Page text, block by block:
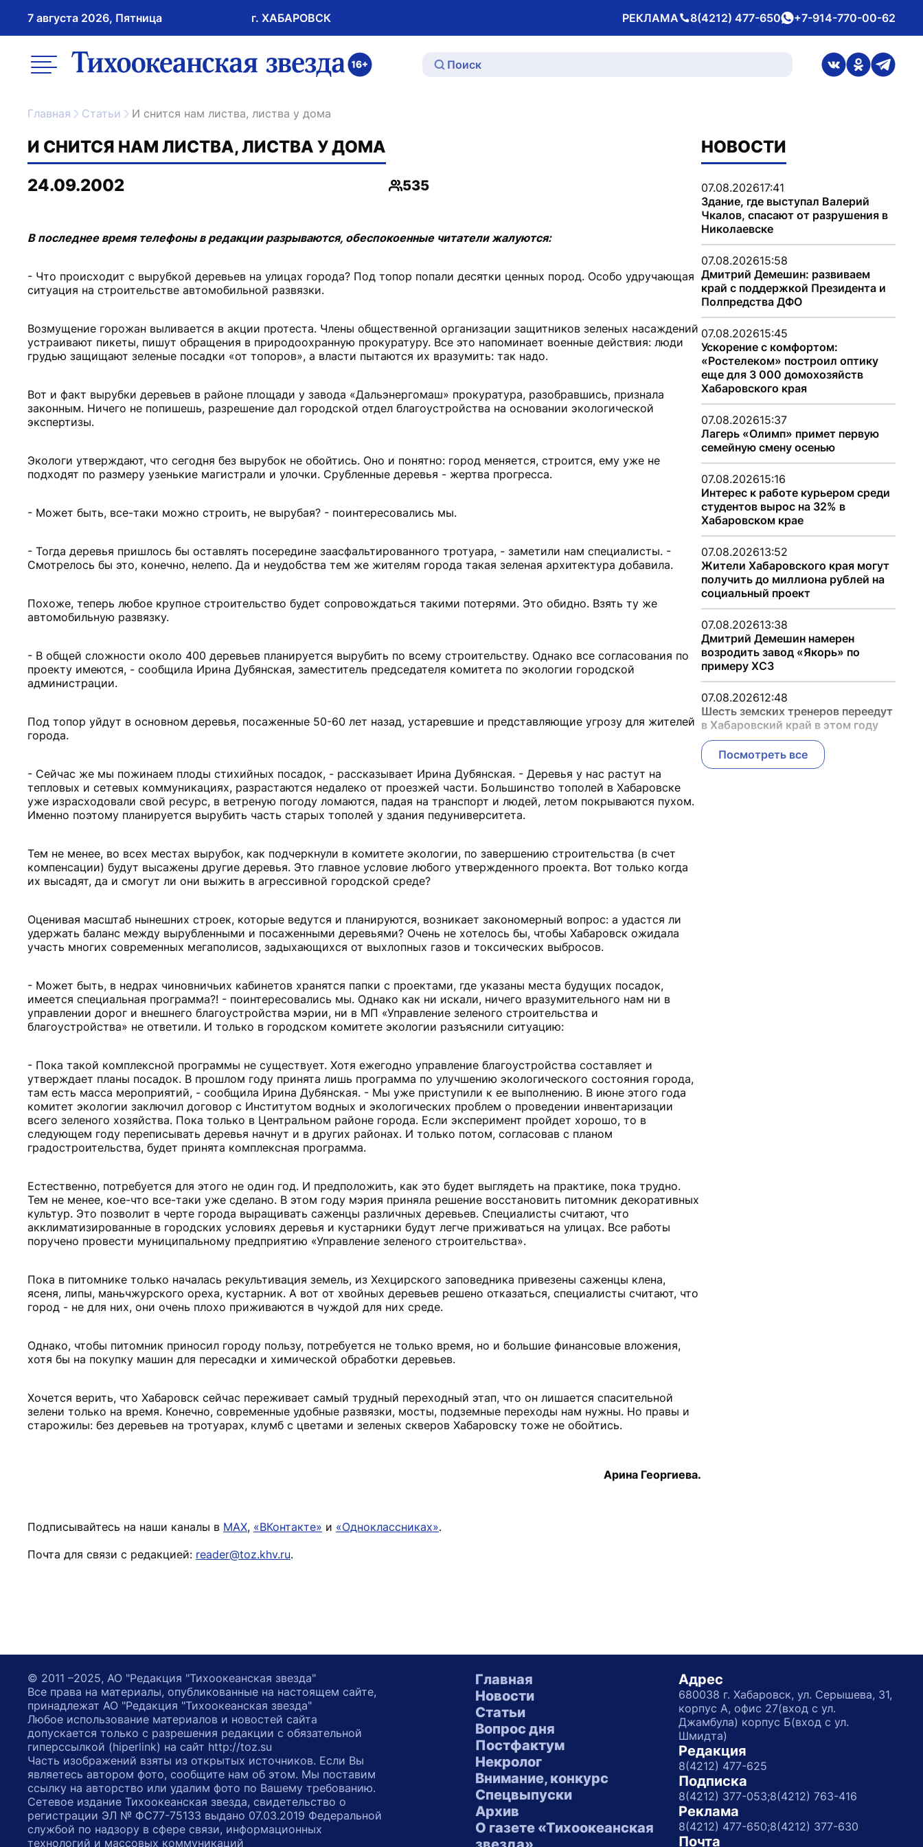
7 августа 2026, Пятница г. ХАБАРОВСК РЕКЛАМА
Телефон 8(4212) 477-650whatsApp
+7-914-770-00-62
меню ссылка на главную
ссылка на
ссылка на
Главная Статьи И снится нам листва, листва у дома
И СНИТСЯ НАМ ЛИСТВА, ЛИСТВА У ДОМА
24.09.2002
Просмотры
535
В последнее время телефоны в редакции разрываются, обеспокоенные читатели жалуются:
- Что происходит с вырубкой деревьев на улицах города? Под топор попали десятки ценных пород. Особо удручающая
ситуация на строительстве автомобильной развязки.
Возмущение горожан выливается в акции протеста. Члены общественной организации защитников зеленых насаждений
устраивают пикеты, пишут обращения в природоохранную прокуратуру. Все это напоминает военные действия: люди
грудью защищают зеленые посадки «от топоров», а власти пытаются их вразумить: так надо.
Вот и факт вырубки деревьев в районе площади у завода «Дальэнергомаш» прокуратура, разобравшись, признала
законным. Ничего не попишешь, разрешение дал городской отдел благоустройства на основании экологической
экспертизы.
Экологи утверждают, что сегодня без вырубок не обойтись. Оно и понятно: город меняется, строится, ему уже не
подходят по размеру узенькие магистрали и улочки. Срубленные деревья - жертва прогресса.
- Может быть, все-таки можно строить, не вырубая? - поинтересовались мы.
- Тогда деревья пришлось бы оставлять посередине заасфальтированного тротуара, - заметили нам специалисты. -
Смотрелось бы это, конечно, нелепо. Да и неудобства тем же жителям города такая зеленая архитектура добавила.
Похоже, теперь любое крупное строительство будет сопровождаться такими потерями. Это обидно. Взять ту же
автомобильную развязку.
- В общей сложности около 400 деревьев планируется вырубить по всему строительству. Однако все согласования по
проекту имеются, - сообщила Ирина Дубянская, заместитель председателя комитета по экологии городской
администрации.
Под топор уйдут в основном деревья, посаженные 50-60 лет назад, устаревшие и представляющие угрозу для жителей
города.
- Сейчас же мы пожинаем плоды стихийных посадок, - рассказывает Ирина Дубянская. - Деревья у нас растут на
тепловых и сетевых коммуникациях, разрастаются недалеко от проезжей части. Большинство тополей в Хабаровске
уже израсходовали свой ресурс, в ветреную погоду ломаются, падая на транспорт и людей, летом покрываются пухом.
Именно поэтому планируется вырубить часть старых тополей у здания педуниверситета.
Тем не менее, во всех местах вырубок, как подчеркнули в комитете экологии, по завершению строительства (в счет
компенсации) будут высажены другие деревья. Это главное условие любого утвержденного проекта. Вот только когда
их высадят, да и смогут ли они выжить в агрессивной городской среде?
Оценивая масштаб нынешних строек, которые ведутся и планируются, возникает закономерный вопрос: а удастся ли
удержать баланс между вырубленными и посаженными деревьями? Очень не хотелось бы, чтобы Хабаровск ожидала
участь многих современных мегаполисов, задыхающихся от выхлопных газов и токсических выбросов.
- Может быть, в недрах чиновничьих кабинетов хранятся папки с проектами, где указаны места будущих посадок,
имеется специальная программа?! - поинтересовались мы. Однако как ни искали, ничего вразумительного нам ни в
управлении дорог и внешнего благоустройства мэрии, ни в МП «Управление зеленого строительства и
благоустройства» не ответили. И только в городском комитете экологии разъяснили ситуацию:
- Пока такой комплексной программы не существует. Хотя ежегодно управление благоустройства составляет и
утверждает планы посадок. В прошлом году принята лишь программа по улучшению экологического состояния города,
там есть масса мероприятий, - сообщила Ирина Дубянская. - Мы уже приступили к ее выполнению. В июне этого года
комитет экологии заключил договор с Институтом водных и экологических проблем о проведении инвентаризации
всего зеленого хозяйства. Пока только в Центральном районе города. Если эксперимент пройдет хорошо, то в
следующем году переписывать деревья начнут и в других районах. И только потом, согласовав с планом
градостроительства, будет принята комплексная программа.
Естественно, потребуется для этого не один год. И предположить, как это будет выглядеть на практике, пока трудно.
Тем не менее, кое-что все-таки уже сделано. В этом году мэрия приняла решение восстановить питомник декоративных
культур. Это позволит в черте города выращивать саженцы различных деревьев. Специалисты считают, что
акклиматизированные в городских условиях деревья и кустарники будут легче приживаться на улицах. Все работы
поручено провести муниципальному предприятию «Управление зеленого строительства».
Пока в питомнике только началась рекультивация земель, из Хехцирского заповедника привезены саженцы клена,
ясеня, липы, маньчжурского ореха, кустарник. А вот от хвойных деревьев решено отказаться, специалисты считают, что
город - не для них, они очень плохо приживаются в чуждой для них среде.
Однако, чтобы питомник приносил городу пользу, потребуется не только время, но и большие финансовые вложения,
хотя бы на покупку машин для пересадки и химической обработки деревьев.
Хочется верить, что Хабаровск сейчас переживает самый трудный переходный этап, что он лишается спасительной
зелени только на время. Конечно, современные удобные развязки, мосты, подземные переходы нам нужны. Но правы и
старожилы: без деревьев на тротуарах, клумб с цветами и зеленых скверов Хабаровску тоже не обойтись.
Арина Георгиева.
Подписывайтесь на наши каналы в MAX, «ВКонтакте» и «Одноклассниках».
Почта для связи с редакцией: reader@toz.khv.ru.
НОВОСТИ
07.08.202617:41
Здание, где выступал Валерий
Чкалов, спасают от разрушения в
Николаевске
07.08.202615:58
Дмитрий Демешин: развиваем
край с поддержкой Президента и
Полпредства ДФО
07.08.202615:45
Ускорение с комфортом:
«Ростелеком» построил оптику
еще для 3 000 домохозяйств
Хабаровского края
07.08.202615:37
Лагерь «Олимп» примет первую
семейную смену осенью
07.08.202615:16
Интерес к работе курьером среди
студентов вырос на 32% в
Хабаровском крае
07.08.202613:52
Жители Хабаровского края могут
получить до миллиона рублей на
социальный проект
07.08.202613:38
Дмитрий Демешин намерен
возродить завод «Якорь» по
примеру ХСЗ
07.08.202612:48
Шесть земских тренеров переедут
в Хабаровский край в этом году
Посмотреть все
Главная
Новости
Статьи
Вопрос дня
Постфактум
Некролог
Внимание, конкурс
Спецвыпуски
Архив
О газете «Тихоокеанская
Адрес
680038 г. Хабаровск, ул. Серышева, 31,
корпус А, офис 27(вход с ул.
Джамбула) корпус Б(вход с ул.
Шмидта)
Редакция
8(4212) 477-625
Подписка
8(4212) 377-053;8(4212) 763-416
Реклама
8(4212) 477-650;8(4212) 377-630
Почта
© 2011 –2025, АО "Редакция "Тихоокеанская звезда"
Все права на материалы, опубликованные на настоящем сайте,
принадлежат АО "Редакция "Тихоокеанская звезда"
Любое использование материалов и новостей сайта
допускается только с разрешения редакции с обязательной
гиперссылкой (hiperlink) на сайт http://toz.su
Часть изображений взяты из открытых источников. Если Вы
являетесь автором фото, сообщите нам об этом. Мы поставим
ссылку на авторство или удалим фото по Вашему требованию.
Сетевое издание Тихоокеанская звезда, свидетельство о
регистрации ЭЛ № ФС77-75133 выдано 07.03.2019 Федеральной
службой по надзору в сфере связи, информационных
технологий и массовых коммуникаций